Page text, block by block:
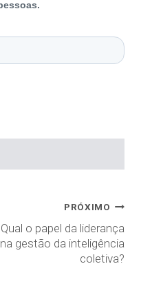
PRÓXIMO
Qual o papel da liderança
na gestão da inteligência
coletiva?